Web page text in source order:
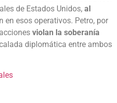
de Estados Unidos, al
en esos operativos. Petro, por
violan la soberanía
diplomática entre ambos